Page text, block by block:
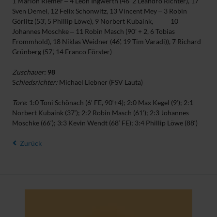
Sven Demel, 12 Felix Schönwitz, 13 Vincent Mey ‒ 3 Robin
Görlitz (53', 5 Phillip Löwe), 9 Norbert Kubaink, 10
Johannes Moschke ‒ 11 Robin Masch (90' + 2, 6 Tobias
Frommhold), 18 Niklas Weidner (46', 19 Tim Varadi)), 7 Richard
Grünberg (57', 14 Franco Förster)
Zuschauer: 98
Schiedsrichter:Michael Liebner (FSV Lauta)
Tore: 1:0 Toni Schönach (6‘ FE, 90‘+4); 2:0 Max Kegel (9‘); 2:1
Norbert Kubaink (37‘); 2:2 Robin Masch (61‘); 2:3 Johannes
Moschke (66‘); 3:3 Kevin Wendt (68‘ FE); 3:4 Phillip Löwe (88‘)
Zurück